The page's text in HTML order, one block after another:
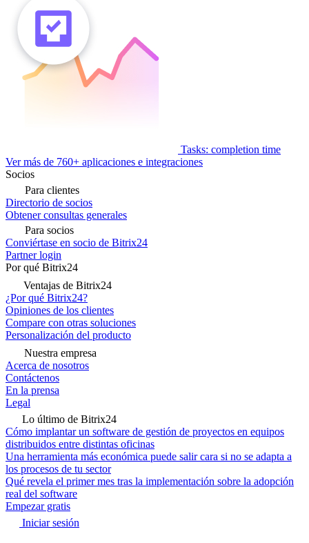
Tasks: completion time
Ver más de 760+ aplicaciones e integraciones
Socios
Para clientes
Directorio de socios
Obtener consultas generales
Para socios
Conviértase en socio de Bitrix24
Partner login
Por qué Bitrix24
Ventajas de Bitrix24
¿Por qué Bitrix24?
Opiniones de los clientes
Compare con otras soluciones
Personalización del producto
Nuestra empresa
Acerca de nosotros
Contáctenos
En la prensa
Legal
Lo último de Bitrix24
Cómo implantar un software de gestión de proyectos en equipos
distribuidos entre distintas oficinas
Una herramienta más económica puede salir cara si no se adapta a
los procesos de tu sector
Qué revela el primer mes tras la implementación sobre la adopción
real del software
Empezar gratis
Iniciar sesión